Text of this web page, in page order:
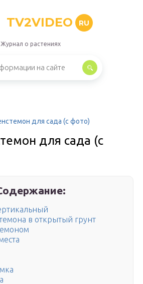
TV2VIDEO RU
Журнал о растениях
для сада (с фото)
для сада (с
в открытый грунт